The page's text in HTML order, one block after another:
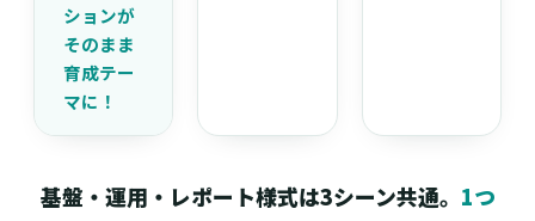
ションが
そのまま
育成テー
マに！
基盤・運用・レポート様式は3シーン共通。 1つ